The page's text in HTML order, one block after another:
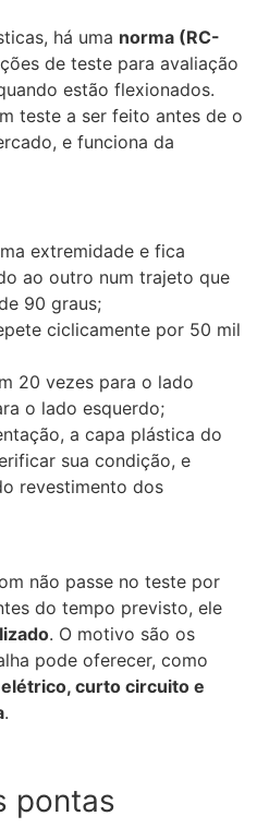
há uma norma (RC-
de teste para avaliação
estão flexionados.
teste a ser feito antes de o
e funciona da
extremidade e fica
ao outro num trajeto que
90 graus;
ciclicamente por 50 mil
20 vezes para o lado
o lado esquerdo;
a capa plástica do
sua condição, e
revestimento dos
não passe no teste por
do tempo previsto, ele
. O motivo são os
pode oferecer, como
curto circuito e
.
pontas